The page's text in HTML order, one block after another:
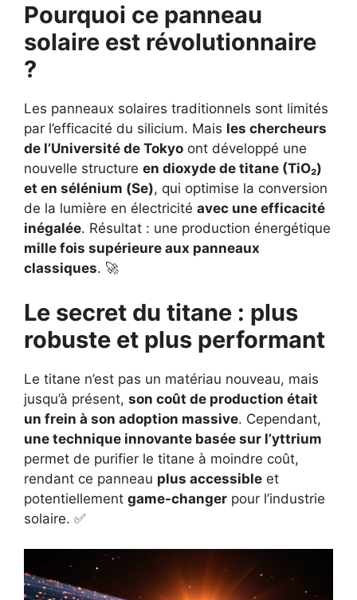
Pourquoi ce panneau
solaire est révolutionnaire
?
Les panneaux solaires traditionnels sont limités
par l’efficacité du silicium. Mais les chercheurs
de l’Université de Tokyo ont développé une
nouvelle structure en dioxyde de titane (TiO₂)
et en sélénium (Se), qui optimise la conversion
de la lumière en électricité avec une efficacité
inégalée. Résultat : une production énergétique
mille fois supérieure aux panneaux
classiques. 🚀
Le secret du titane : plus
robuste et plus performant
Le titane n’est pas un matériau nouveau, mais
jusqu’à présent, son coût de production était
un frein à son adoption massive. Cependant,
une technique innovante basée sur l’yttrium
permet de purifier le titane à moindre coût,
rendant ce panneau plus accessible et
potentiellement game-changer pour l’industrie
solaire. ✅